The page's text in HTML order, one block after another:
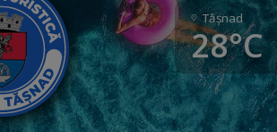
Tăşnad
28°C